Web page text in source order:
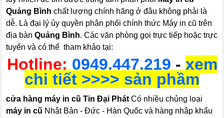
Quảng Bình chất lượng chính hãng ở đâu không phải là
dễ. Là đại lý ủy quyền phân phối chính thức Máy in cũ trên
địa bànQuảng Bình. Các văn phòng gọi trực tiếp hoặc trực
tuyến và có thể tham khảo tại:
Hotline: 0949.447.219 - xem
chi tiết >>>> sản phầm
cửa hàng máy in cũ Tin Đại PhátCó nhiều chủng loại
máy in cũ Nhật Bản - Đức - Hàn Quốc và hàng nhập khẩu